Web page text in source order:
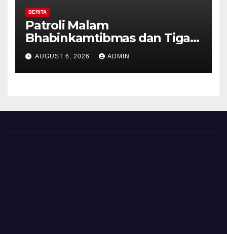
BERITA
Patroli Malam
Bhabinkamtibmas dan Tiga
Pilar Kelurahan Ungaran
Perkuat Kamtibmas, Warga
Diajak Aktifkan Ronda
AUGUST 6, 2026 ADMIN